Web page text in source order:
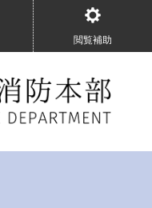
閲覧補助